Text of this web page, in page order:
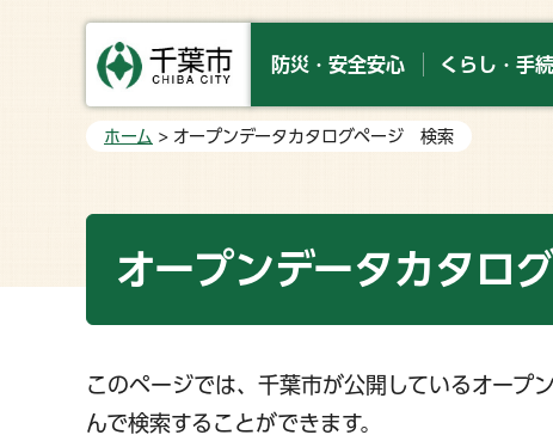
防災・安全安心 くらし・手
ホーム > オープンデータカタログページ 検索
オープンデータカタロ
このページでは、千葉市が公開しているオープ
んで検索することができます。